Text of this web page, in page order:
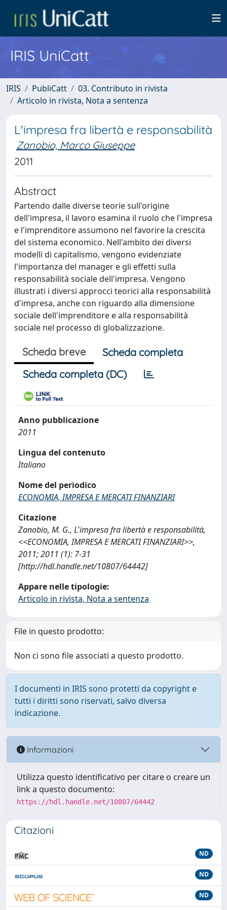
IRIS UniCatt
IRIS PubliCatt
03. Contributo in rivista
Articolo in rivista, Nota a sentenza
L'impresa fra libertà e responsabilità
Zanobio, Marco Giuseppe
2011
Abstract
Partendo dalle diverse teorie sull'origine
dell'impresa, il lavoro esamina il ruolo che l'impresa
e l'imprenditore assumono nel favorire la crescita
del sistema economico. Nell'ambito dei diversi
modelli di capitalismo, vengono evidenziate
l'importanza del manager e gli effetti sulla
responsabilità sociale dell'impresa. Vengono
illustrati i diversi approcci teorici alla responsabilità
d'impresa, anche con riguardo alla dimensione
sociale dell'imprenditore e alla responsabilità
sociale nel processo di globalizzazione.
Scheda breve
Scheda completa
Scheda completa (DC)
Anno pubblicazione
2011
Lingua del contenuto
Italiano
Nome del periodico
ECONOMIA, IMPRESA E MERCATI FINANZIARI
Citazione
Zanobio, M. G., L'impresa fra libertà e responsabilità,
<<ECONOMIA, IMPRESA E MERCATI FINANZIARI>>,
2011; 2011 (1): 7-31
[http://hdl.handle.net/10807/64442]
Appare nelle tipologie:
Articolo in rivista, Nota a sentenza
File in questo prodotto:
Non ci sono file associati a questo prodotto.
I documenti in IRIS sono protetti da copyright e
tutti i diritti sono riservati, salvo diversa
indicazione.
Informazioni
Utilizza questo identificativo per citare o creare un
link a questo documento:
https://hdl.handle.net/10807/64442
Citazioni
ND
ND
ND